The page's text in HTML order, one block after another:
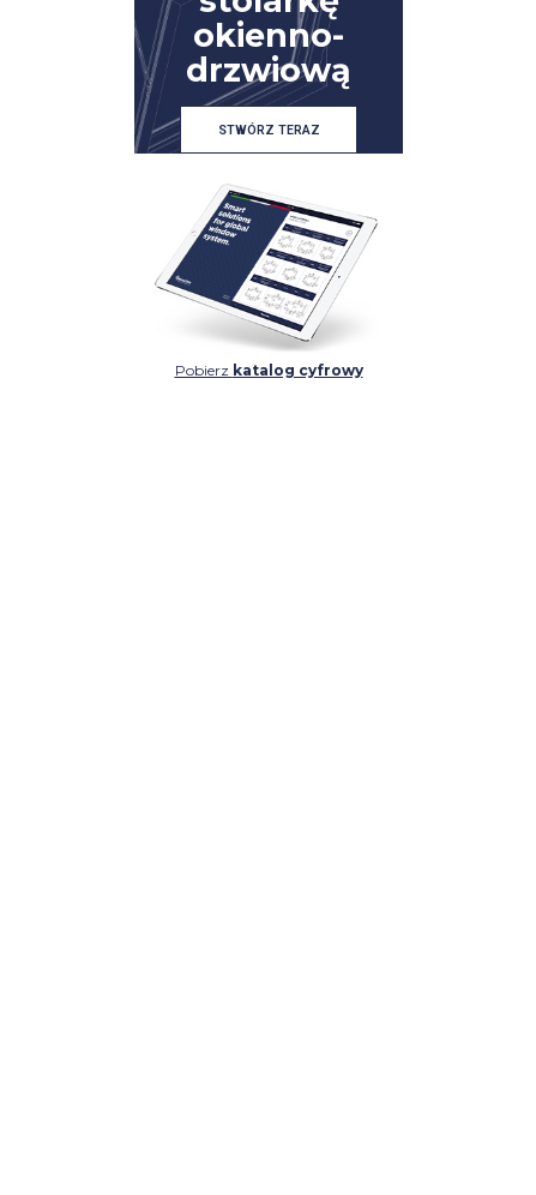
okienno-
drzwiową
STWÓRZ TERAZ
Pobierz katalog cyfrowy